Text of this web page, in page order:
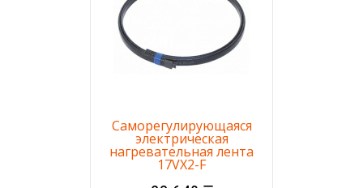
Саморегулирующаяся
электрическая
нагревательная лента
17VX2-F